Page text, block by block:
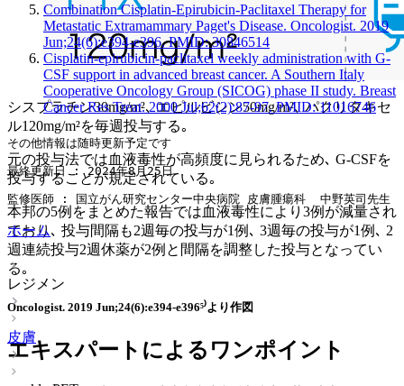
Combination Cisplatin-Epirubicin-Paclitaxel Therapy for
Metastatic Extramammary Paget's Disease. Oncologist. 2019
Jun;24(6):e394-e396. PMID: 30846514
Cisplatin-epirubicin-paclitaxel weekly administration with G-
CSF support in advanced breast cancer. A Southern Italy
Cooperative Oncology Group (SICOG) phase II study. Breast
Cancer Res Treat. 2000 Jul;62(2):87-97. PMID: 11016746
その他情報は随時更新予定です
最終更新日 : 2024年8月25日
監修医師 : 国立がん研究センター中央病院 皮膚腫瘍科  中野英司先生
ホーム
レジメン
皮膚
シスプラチン30mg/m²､ エピルビシン50mg/m²､ パクリタキセ
ル120mg/m²を毎週投与する｡
元の投与法では血液毒性が高頻度に見られるため､ G-CSFを
投与することが規定されている｡
本邦の5例をまとめた報告では血液毒性により3例が減量され
ており､ 投与間隔も2週毎の投与が1例､ 3週毎の投与が1例､ 2
週連続投与2週休薬が2例と間隔を調整した投与となってい
る｡
Oncologist. 2019 Jun;24(6):e394-e396⁵⁾より作図
エキスパートによるワンポイント